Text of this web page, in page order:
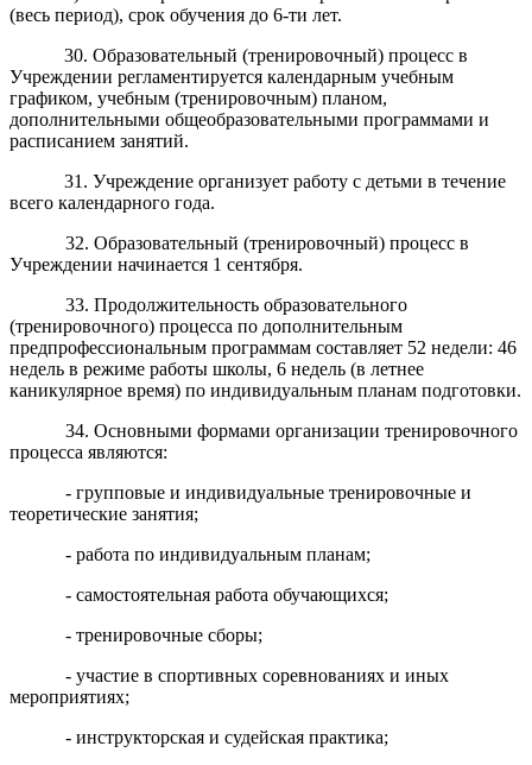
(весь период), срок обучения до 6-ти лет.
30. Образовательный (тренировочный) процесс в
Учреждении регламентируется календарным учебным
графиком, учебным (тренировочным) планом,
дополнительными общеобразовательными программами и
расписанием занятий.
31. Учреждение организует работу с детьми в течение
всего календарного года.
32. Образовательный (тренировочный) процесс в
Учреждении начинается 1 сентября.
33. Продолжительность образовательного
(тренировочного) процесса по дополнительным
предпрофессиональным программам составляет 52 недели: 46
недель в режиме работы школы, 6 недель (в летнее
каникулярное время) по индивидуальным планам подготовки.
34. Основными формами организации тренировочного
процесса являются:
- групповые и индивидуальные тренировочные и
теоретические занятия;
- работа по индивидуальным планам;
- самостоятельная работа обучающихся;
- тренировочные сборы;
- участие в спортивных соревнованиях и иных
мероприятиях;
- инструкторская и судейская практика;